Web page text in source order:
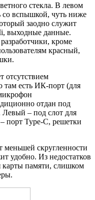
стекла. В левом
со вспышкой, чуть ниже
заодно служит
выходные данные.
кроме
красный,
отсутствием
там есть ИК-порт (для
отдан под
Левый – под слот для
порт Type-C, решетки
меньшей скругленности
удобно. Из недостатков
карты памяти, слишком